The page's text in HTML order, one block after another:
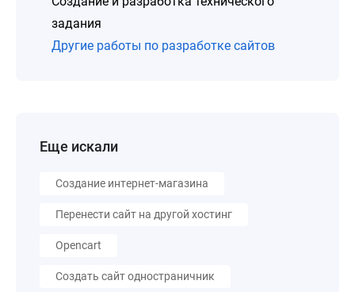
задания
Другие работы по разработке сайтов
Еще искали
Создание интернет-магазина
Перенести сайт на другой хостинг
Opencart
Создать сайт одностраничник